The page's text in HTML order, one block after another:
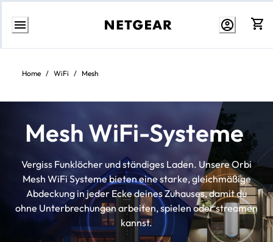
Zum
springen
Home / WiFi / Mesh
Mesh WiFi-Systeme
Vergiss Funklöcher und ständiges Laden. Unsere Orbi
Mesh WiFi Systeme bieten eine starke, gleichmäßige
Abdeckung in jeder Ecke deines Zuhauses, damit du
ohne Unterbrechungen arbeiten, spielen oder streamen
kannst.